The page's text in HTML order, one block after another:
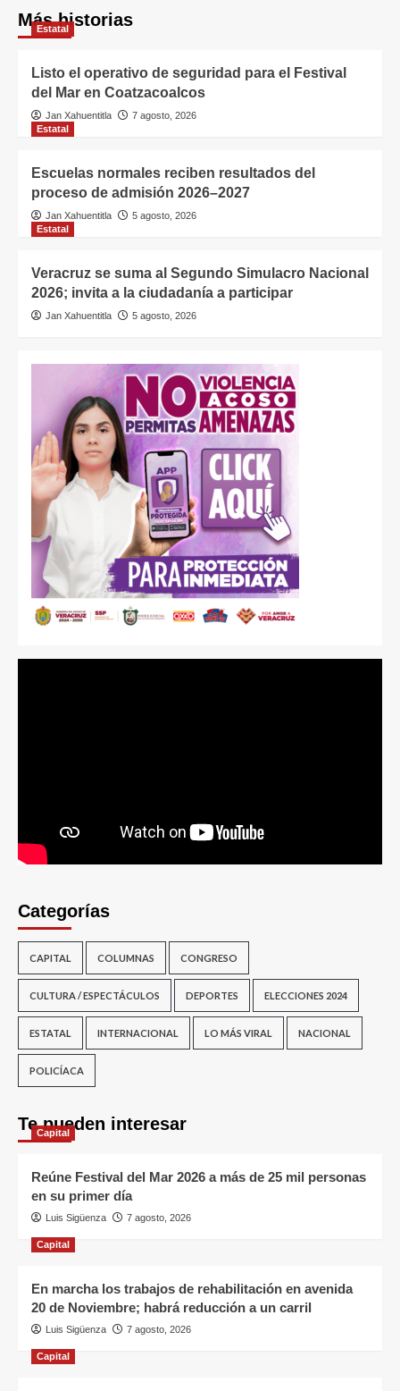
Más historias
Estatal
Listo el operativo de seguridad para el Festival
del Mar en Coatzacoalcos
Jan Xahuentitla
7 agosto, 2026
Estatal
Escuelas normales reciben resultados del
proceso de admisión 2026–2027
Jan Xahuentitla
5 agosto, 2026
Estatal
Veracruz se suma al Segundo Simulacro Nacional
2026; invita a la ciudadanía a participar
Jan Xahuentitla 5 agosto, 2026
Categorías
CAPITAL COLUMNAS CONGRESO
CULTURA / ESPECTÁCULOS DEPORTES ELECCIONES 2024
ESTATAL INTERNACIONAL LO MÁS VIRAL NACIONAL
POLICÍACA
Te pueden interesar
Capital
Reúne Festival del Mar 2026 a más de 25 mil personas
en su primer día
Luis Sigüenza 7 agosto, 2026
Capital
En marcha los trabajos de rehabilitación en avenida
20 de Noviembre; habrá reducción a un carril
Luis Sigüenza 7 agosto, 2026
Capital